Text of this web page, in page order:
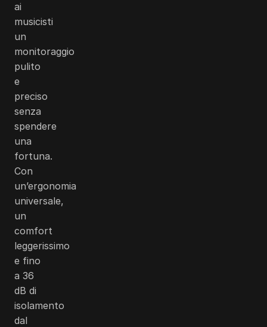
ai
musicisti
un
monitoraggio
pulito
e
preciso
senza
spendere
una
fortuna.
Con
un’ergonomia
universale,
un
comfort
leggerissimo
e fino
a 36
dB di
isolamento
dal